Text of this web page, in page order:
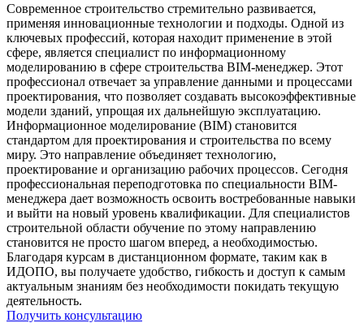
Современное строительство стремительно развивается,
применяя инновационные технологии и подходы. Одной из
ключевых профессий, которая находит применение в этой
сфере, является специалист по информационному
моделированию в сфере строительства BIM-менеджер. Этот
профессионал отвечает за управление данными и процессами
проектирования, что позволяет создавать высокоэффективные
модели зданий, упрощая их дальнейшую эксплуатацию.
Информационное моделирование (BIM) становится
стандартом для проектирования и строительства по всему
миру. Это направление объединяет технологию,
проектирование и организацию рабочих процессов. Сегодня
профессиональная переподготовка по специальности BIM-
менеджера дает возможность освоить востребованные навыки
и выйти на новый уровень квалификации. Для специалистов
строительной области обучение по этому направлению
становится не просто шагом вперед, а необходимостью.
Благодаря курсам в дистанционном формате, таким как в
ИДОПО, вы получаете удобство, гибкость и доступ к самым
актуальным знаниям без необходимости покидать текущую
деятельность.
Получить консультацию